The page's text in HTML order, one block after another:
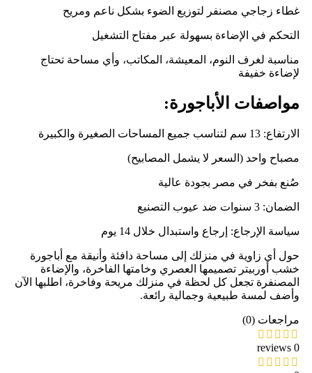
غطاء زجاجي مصنفر لتوزيع الضوء بشكل ناعم ومريح
التحكم في الإضاءة بسهولة عبر مفتاح التشغيل
مناسبة لغرف النوم، المعيشة، المكاتب، وأي مساحة تحتاج
لإضاءة خفيفة
مواصفات الأباجورة:
الارتفاع: 13 سم لتناسب جميع المساحات الصغيرة والكبيرة
مصباح واحد (السعر لا يشمل المصابيح)
صُنع بفخر في مصر بجودة عالية
الضمان: 3 سنوات ضد عيوب التصنيع
سياسة الإرجاع: إرجاع واستبدال خلال 14 يوم
حول أي زاوية في منزلك إلى مساحة دافئة وأنيقة مع أباجورة
خشب أوربيتر تصميمها العصري وخامتها الفاخرة، والإضاءة
المصنفرة تجعل كل لحظة في منزلك مريحة وفاخرة، اطلبها الآن
وأضف لمسة طبيعية وجمالية رائعة.
مراجعات (0)
0 reviews